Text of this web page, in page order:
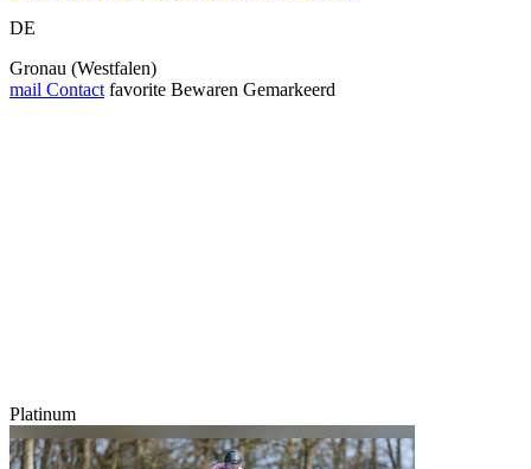
DE
Gronau (Westfalen)
mail Contact favorite Bewaren Gemarkeerd
Platinum